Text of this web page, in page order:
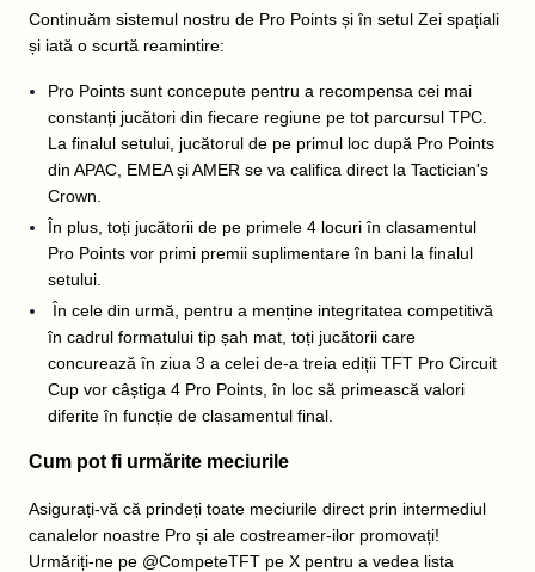
Continuăm sistemul nostru de Pro Points și în setul Zei spațiali
și iată o scurtă reamintire:
Pro Points sunt concepute pentru a recompensa cei mai
constanți jucători din fiecare regiune pe tot parcursul TPC.
La finalul setului, jucătorul de pe primul loc după Pro Points
din APAC, EMEA și AMER se va califica direct la Tactician's
Crown.
În plus, toți jucătorii de pe primele 4 locuri în clasamentul
Pro Points vor primi premii suplimentare în bani la finalul
setului.
În cele din urmă, pentru a menține integritatea competitivă
în cadrul formatului tip șah mat, toți jucătorii care
concurează în ziua 3 a celei de-a treia ediții TFT Pro Circuit
Cup vor câștiga 4 Pro Points, în loc să primească valori
diferite în funcție de clasamentul final.
Cum pot fi urmărite meciurile
Asigurați-vă că prindeți toate meciurile direct prin intermediul
canalelor noastre Pro și ale costreamer-ilor promovați!
Urmăriți-ne pe @CompeteTFT pe X pentru a vedea lista